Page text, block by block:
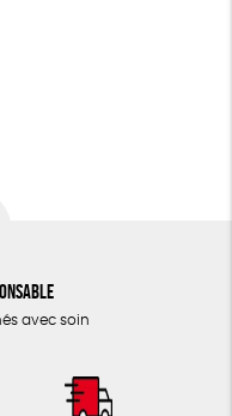
avec soin